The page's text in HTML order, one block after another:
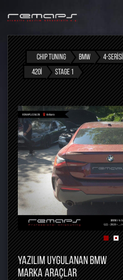
CHIP TUNING BMW 4-SERISI
420I
STAGE 1
YAZILIM UYGULANAN BMW
MARKA ARAÇLAR